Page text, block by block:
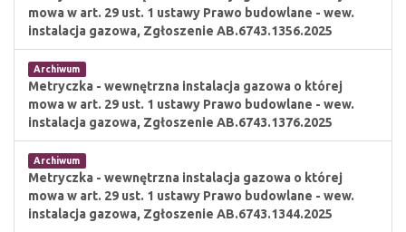
mowa w art. 29 ust. 1 ustawy Prawo budowlane - wew.
instalacja gazowa, Zgłoszenie AB.6743.1356.2025
Archiwum
Metryczka - wewnętrzna instalacja gazowa o której
mowa w art. 29 ust. 1 ustawy Prawo budowlane - wew.
instalacja gazowa, Zgłoszenie AB.6743.1376.2025
Archiwum
Metryczka - wewnętrzna instalacja gazowa o której
mowa w art. 29 ust. 1 ustawy Prawo budowlane - wew.
instalacja gazowa, Zgłoszenie AB.6743.1344.2025